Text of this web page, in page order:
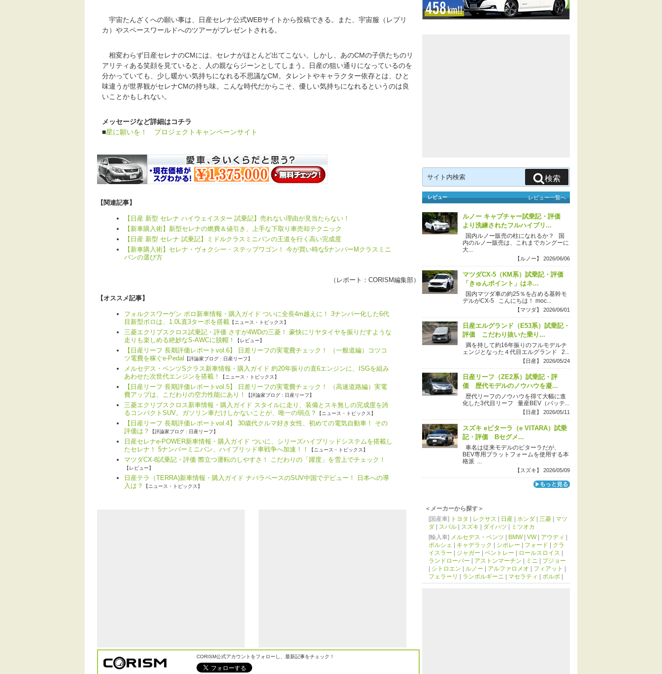
宇宙たんざくへの願い事は、日産セレナ公式WEBサイトから投稿できる。また、宇宙服（レプリ
カ）やスペースワールドへのツアーがプレゼントされる。
相変わらず日産セレナのCMには、セレナがほとんど出てこない。しかし、あのCMの子供たちのリ
アリティある笑顔を見ていると、人の親ならジーンとしてしまう。日産の狙い通りになっているのを
分かっていても、少し暖かい気持ちになれる不思議なCM。タレントやキャラクター依存とは、ひと
味違うが世界観がセレナCMの持ち味。こんな時代だからこそ、優しい気持ちになれるというのは良
いことかもしれない。
メッセージなど詳細はコチラ
■星に願いを！ プロジェクトキャンペーンサイト
【関連記事】
【日産 新型 セレナ ハイウェイスター 試乗記】売れない理由が見当たらない！
【新車購入術】新型セレナの燃費＆値引き、上手な下取り車売却テクニック
【日産 新型 セレナ 試乗記】ミドルクラスミニバンの王道を行く高い完成度
【新車購入術】セレナ・ヴォクシー・ステップワゴン！ 今が買い時な5ナンバーMクラスミニ
バンの選び方
（レポート： CORISM編集部）
【オススメ記事】
フォルクスワーゲン ポロ新車情報・購入ガイド ついに全長4m越えに！ 3ナンバー化した6代
目新型ポロは、1.0L直3ターボを搭載 【ニュース・トピックス】
三菱エクリプスクロス試乗記・評価 さすが4WDの三菱！ 豪快にリヤタイヤを振りだすような
走りも楽しめる絶妙なS-AWCに脱帽！
【レビュー】
【日産リーフ 長期評価レポートvol.6】 日差リーフの実電費チェック！ （一般道編）コツコ
ツ電費を稼ぐe-Pedal
【評論家ブログ : 日産リーフ】
メルセデス・ベンツSクラス新車情報・購入ガイド 約20年振りの直6エンジンに、ISGを組み
あわせた次世代エンジンを搭載！
【ニュース・トピックス】
【日産リーフ 長期評価レポートvol.5】 日差リーフの実電費チェック！ （高速道路編）実電
費アップは、こだわりの空力性能にあり！
【評論家ブログ : 日産リーフ】
三菱エクリプスクロス新車情報・購入ガイド スタイルに走り、装備とスキ無しの完成度を誇
るコンパクトSUV。ガソリン車だけしかないことが、唯一の弱点？
【ニュース・トピックス】
【日産リーフ 長期評価レポートvol.4】 30歳代クルマ好き女性、初めての電気自動車！ その
評価は？
【評論家ブログ : 日産リーフ】
日産セレナe-POWER新車情報・購入ガイド ついに、シリーズハイブリッドシステムを搭載し
たセレナ！ 5ナンバーミニバン、ハイブリッド車戦争へ加速！！
【ニュース・トピックス】
マツダCX-8試乗記・評価 際立つ運転のしやすさ！ こだわりの「躍度」を雪上でチェック！
【レビュー】
日産テラ（TERRA)新車情報・購入ガイド ナバラベースのSUV中国でデビュー！ 日本への導
入は？
【ニュース・トピックス】
CORISM公式アカウントをフォローし、最新記事をチェック！
索:
検索
レビュー レビュー一覧へ
ルノー キャプチャー試乗記・評価
より洗練されたフルハイブリ...
国内ルノー販売の柱になれるか？ 国
内のルノー販売は、これまでカングーに
大...
【ルノー】 2026/06/06
マツダCX-5（KM系）試乗記・評価
「きゅんポイント」はネ...
国内マツダ車の約25％を占める基幹モ
デルがCX-5 こんにちは！ moc...
【マツダ】 2026/06/01
日産エルグランド（E53系）試乗記・
評価 こだわり抜いた乗り...
満を持して約16年振りのフルモデルチ
ェンジとなった４代目エルグランド 2...
【日産】 2026/05/24
日産リーフ（ZE2系）試乗記・評
価 歴代モデルのノウハウを凝...
歴代リーフのノウハウを得て大幅に進
化した3代目リーフ 量産BEV（バッテ...
【日産】 2026/05/11
スズキ eビターラ（e VITARA）試乗
記・評価 Bセグメ...
車名は従来モデルのビターラだが、
BEV専用プラットフォームを使用する本
格派 ...
【スズキ】 2026/05/09
＜メーカーから探す＞
[国産車] トヨタ レクサス 日産 ホンダ 三菱
マツ
ダ
スバル スズキ ダイハツ
ミツオカ
[輸入車] メルセデス・ベンツ BMW| VW| アウディ
ポルシェ
キャデラック シボレー フォード
クラ
イスラー
ジャガー ベントレー ロールスロイス
ランドローバー
アストンマーチン ミニ
プジョー
シトロエン ルノー アルファロメオ フィアット
フェラーリ
ランボルギーニ マセラティ ボルボ